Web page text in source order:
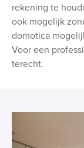
rekening te
ook mogelijk
domotica
Voor een
terecht.